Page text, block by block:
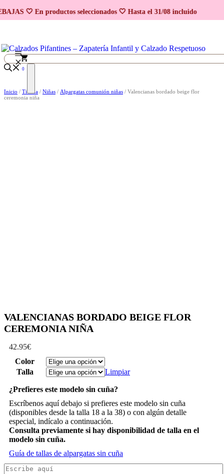
🤍 En productos seleccionados 🤍 Hasta el 31/08 incluido
Saltar
al
0
Inicio / Tienda / Niñas / Alpargatas comunión niñas / Valencianas bordado beige flor
ceremonia niña
VALENCIANAS BORDADO BEIGE FLOR
CEREMONIA NIÑA
42.95€
Color
Talla
Limpiar
¿Prefieres este modelo sin cuña?
Escríbenos aquí debajo si prefieres este modelo sin cuña
(disponibles desde la talla 18 a la 38) o con algún detalle
especial, indícalo a continuación.
Consulta previamente si hay disponibilidad de talla en el
modelo sin cuña.
Guía de tallas de alpargatas sin cuña